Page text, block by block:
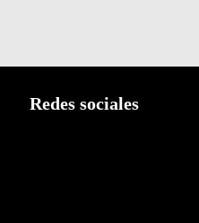
Redes sociales